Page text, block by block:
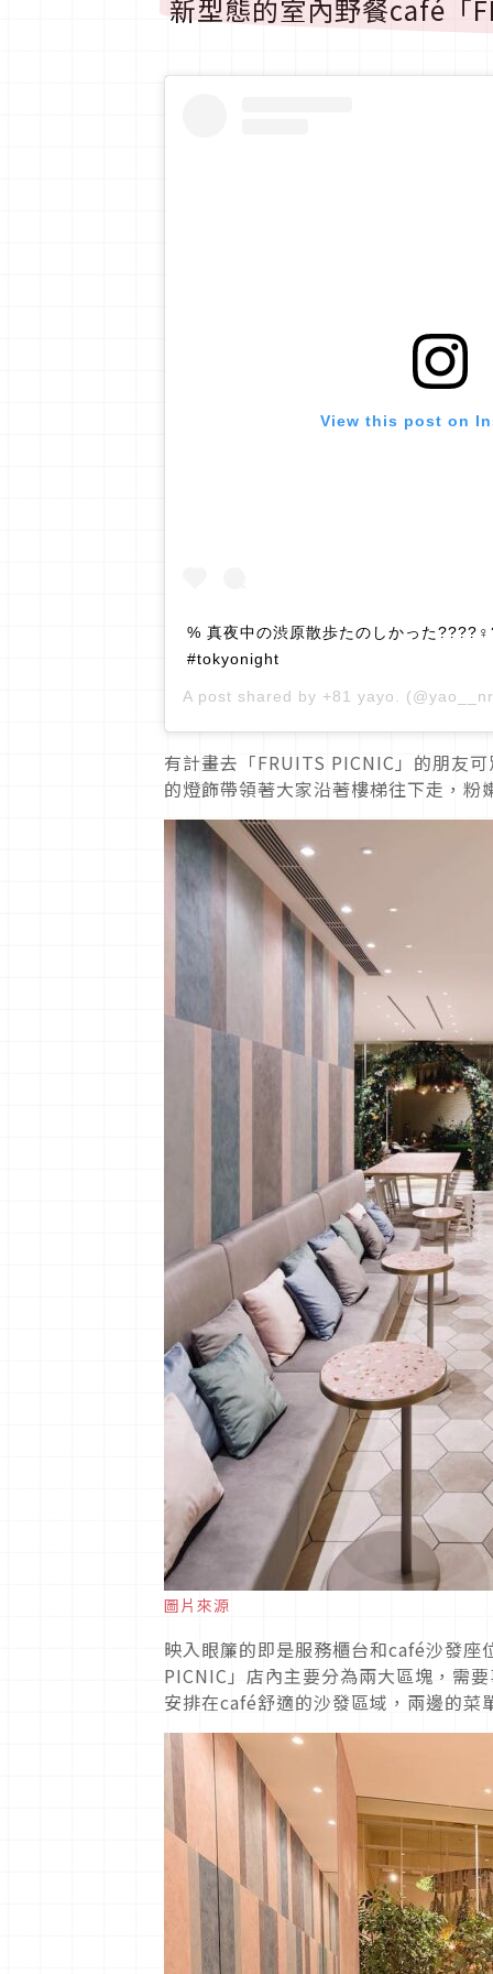
新型態的室內野餐café「
View this post on
% 真夜中の渋原散歩たのしかった
#tokyonight
A post shared by +81 yayo.
有計畫去「FRUITS PICNIC」的朋友
的燈飾帶領著大家沿著樓梯往下走，
圖片來源
映入眼簾的即是服務櫃台和café沙發
PICNIC」店內主要分為兩大區塊，需
安排在café舒適的沙發區域，兩邊的菜